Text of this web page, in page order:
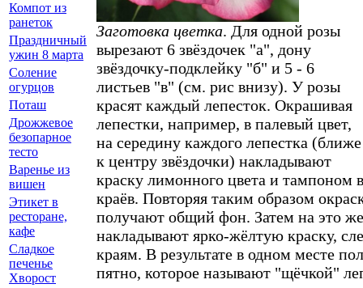
Заготовка цветка. Для одной розы
вырезают 6 звёздочек "а", дону
звёздочку-подклейку "б" и 5 - 6
листьев "в" (см. рис внизу). У розы
красят каждый лепесток. Окрашивая
лепестки, например, в палевый цвет,
на середину каждого лепестка (ближе
к центру звёздочки) накладывают
краску лимонного цвета и тампоном
краёв. Повторяя таким образом
получают общий фон. Затем на это
накладывают ярко-жёлтую краску,
краям. В результате в одном месте
пятно, которое называют "щёчкой"
Компот из
ранеток
Праздничный
ужин 8 марта
Соление
огурцов
Поташ
Дрожжевое
безопарное
тесто
Варенье из
вишен
Этикет в
ресторане,
кафе
Сладкое
печенье
Хворост